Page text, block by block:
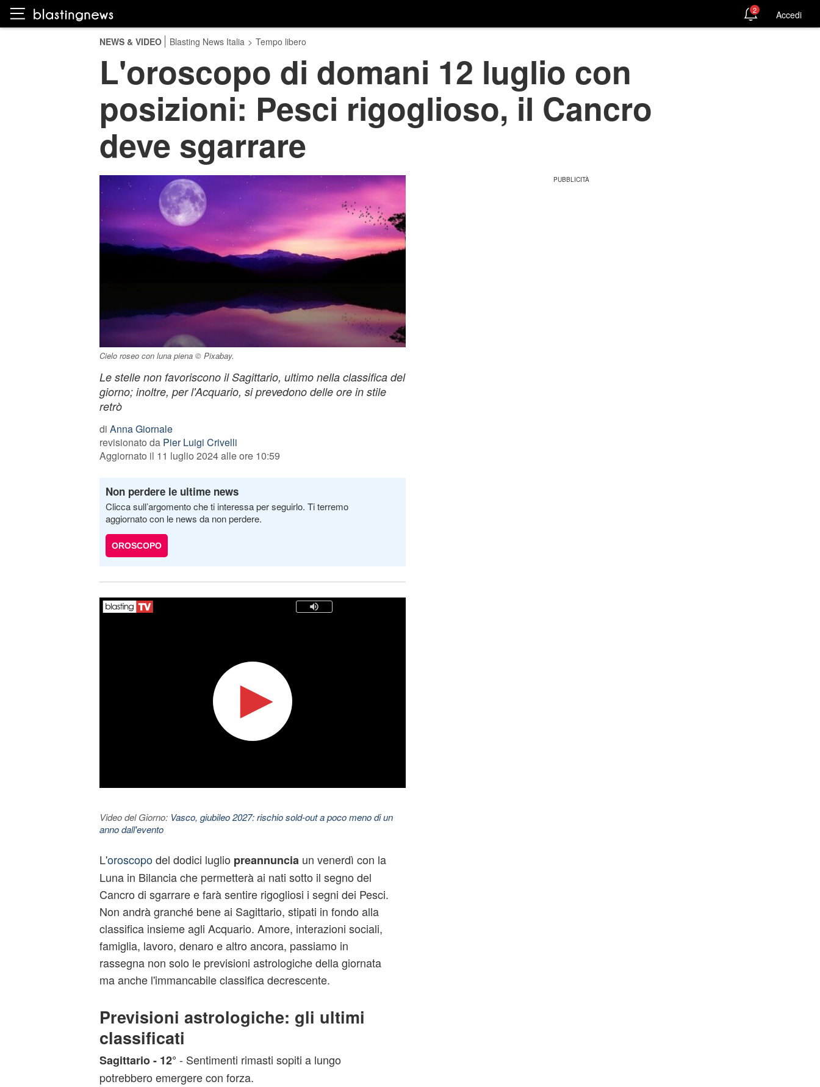
2 Accedi
NEWS & VIDEO Blasting News Italia > Tempo libero
L'oroscopo di domani 12 luglio con
posizioni: Pesci rigoglioso, il Cancro
deve sgarrare
Cielo roseo con luna piena © Pixabay.
Le stelle non favoriscono il Sagittario, ultimo nella classifica del
giorno; inoltre, per l'Acquario, si prevedono delle ore in stile
retrò
di Anna Giornale
revisionato da Pier Luigi Crivelli
Aggiornato il 11 luglio 2024 alle ore 10:59
Non perdere le ultime news
Clicca sull’argomento che ti interessa per seguirlo. Ti terremo
aggiornato con le news da non perdere.
OROSCOPO
Video del Giorno: Vasco, giubileo 2027: rischio sold-out a poco meno di un
anno dall'evento
L'oroscopodel dodici luglio preannuncia un venerdì con la
Luna in Bilancia che permetterà ai nati sotto il segno del
Cancro di sgarrare e farà sentire rigogliosi i segni dei Pesci.
Non andrà granché bene ai Sagittario, stipati in fondo alla
classifica insieme agli Acquario. Amore, interazioni sociali,
famiglia, lavoro, denaro e altro ancora, passiamo in
rassegna non solo le previsioni astrologiche della giornata
ma anche l'immancabile classifica decrescente.
Previsioni astrologiche: gli ultimi
classificati
Sagittario - 12°- Sentimenti rimasti sopiti a lungo
potrebbero emergere con forza.